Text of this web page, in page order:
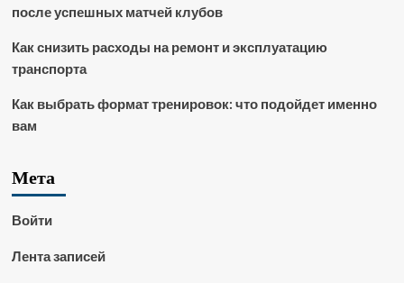
после успешных матчей клубов
Как снизить расходы на ремонт и эксплуатацию
транспорта
Как выбрать формат тренировок: что подойдет именно
вам
Мета
Войти
Лента записей